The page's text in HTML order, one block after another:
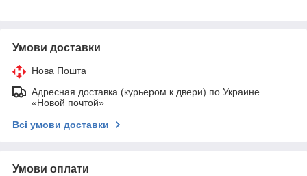
Умови доставки
Нова Пошта
Адресная доставка (курьером к двери) по Украине
«Новой почтой»
Всі умови доставки
Умови оплати